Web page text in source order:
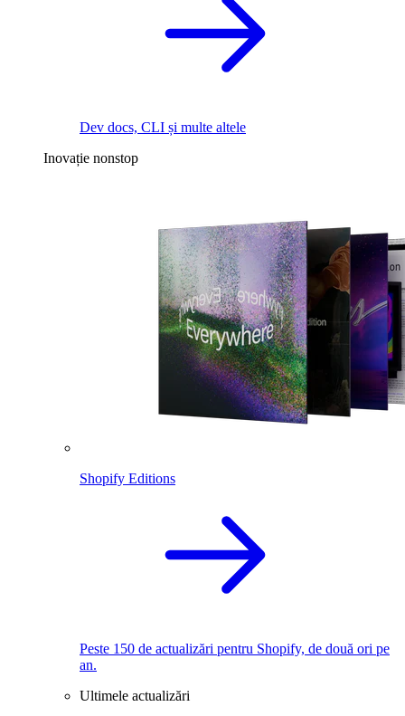
Dev docs, CLI și multe altele
Inovație nonstop
Shopify Editions
Peste 150 de actualizări pentru Shopify, de două ori pe
an.
Ultimele actualizări